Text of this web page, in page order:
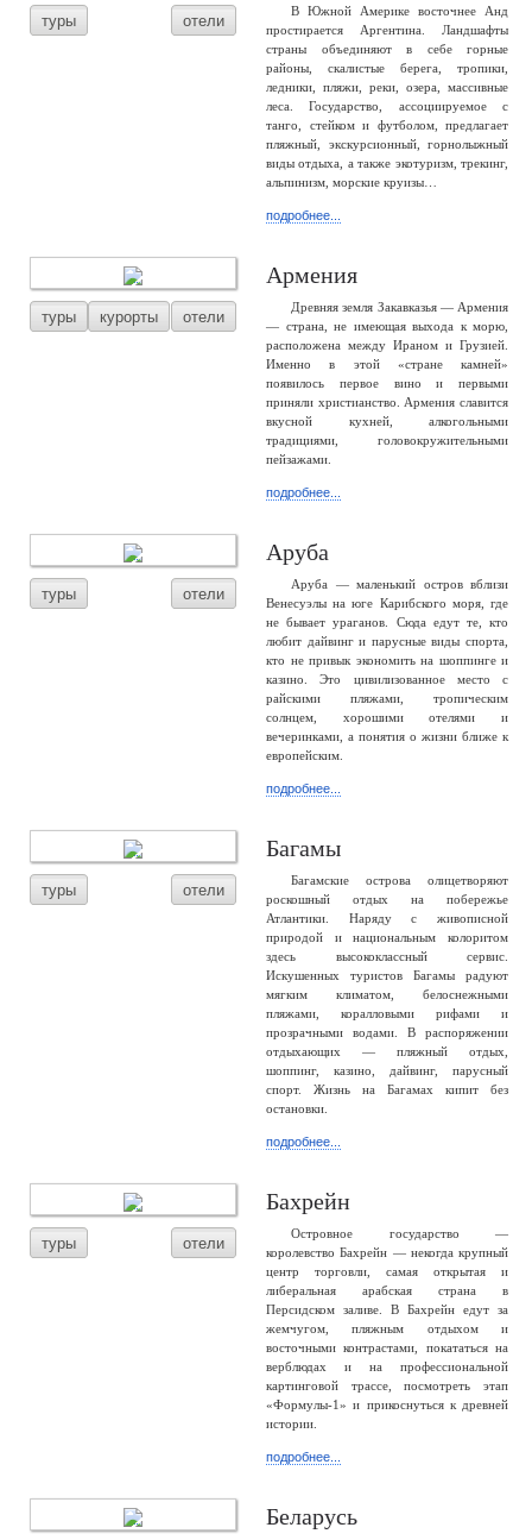
туры отели
В Южной Америке восточнее Анд
простирается Аргентина. Ландшафты
страны объединяют в себе горные
районы, скалистые берега, тропики,
ледники, пляжи, реки, озера, массивные
леса. Государство, ассоциируемое с
танго, стейком и футболом, предлагает
пляжный, экскурсионный, горнолыжный
виды отдыха, а также экотуризм, трекинг,
альпинизм, морские круизы…
подробнее...
туры курорты отели
Армения
Древняя земля Закавказья — Армения
— страна, не имеющая выхода к морю,
расположена между Ираном и Грузией.
Именно в этой «стране камней»
появилось первое вино и первыми
приняли христианство. Армения славится
вкусной кухней, алкогольными
традициями, головокружительными
пейзажами.
подробнее...
туры отели
Аруба
Аруба — маленький остров вблизи
Венесуэлы на юге Карибского моря, где
не бывает ураганов. Сюда едут те, кто
любит дайвинг и парусные виды спорта,
кто не привык экономить на шоппинге и
казино. Это цивилизованное место с
райскими пляжами, тропическим
солнцем, хорошими отелями и
вечеринками, а понятия о жизни ближе к
европейским.
подробнее...
туры отели
Багамы
Багамские острова олицетворяют
роскошный отдых на побережье
Атлантики. Наряду с живописной
природой и национальным колоритом
здесь высококлассный сервис.
Искушенных туристов Багамы радуют
мягким климатом, белоснежными
пляжами, коралловыми рифами и
прозрачными водами. В распоряжении
отдыхающих — пляжный отдых,
шоппинг, казино, дайвинг, парусный
спорт. Жизнь на Багамах кипит без
остановки.
подробнее...
туры отели
Бахрейн
Островное государство —
королевство Бахрейн — некогда крупный
центр торговли, самая открытая и
либеральная арабская страна в
Персидском заливе. В Бахрейн едут за
жемчугом, пляжным отдыхом и
восточными контрастами, покататься на
верблюдах и на профессиональной
картинговой трассе, посмотреть этап
«Формулы-1» и прикоснуться к древней
истории.
подробнее...
Беларусь